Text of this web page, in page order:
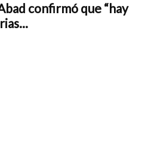
confirmó que “hay